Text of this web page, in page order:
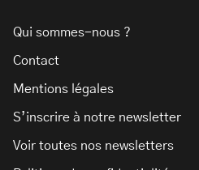
Qui sommes-nous ?
Contact
Mentions légales
S’inscrire à notre newsletter
Voir toutes nos newsletters